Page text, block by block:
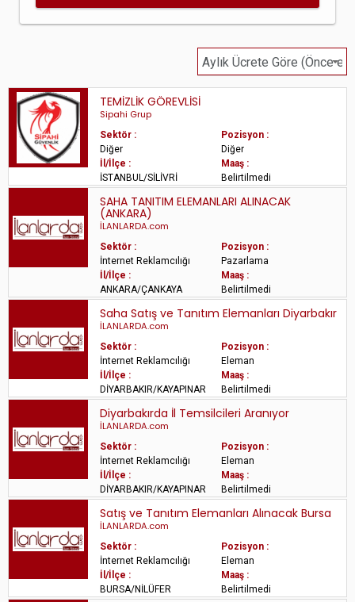
TEMİZLİK GÖREVLİSİ
Sipahi Grup
Sektör :
Diğer
Pozisyon :
Diğer
İl/İlçe :
İSTANBUL/SİLİVRİ
Maaş :
Belirtilmedi
SAHA TANITIM ELEMANLARI ALINACAK
(ANKARA)
İLANLARDA.com
Sektör :
İnternet Reklamcılığı
Pozisyon :
Pazarlama
İl/İlçe :
ANKARA/ÇANKAYA
Maaş :
Belirtilmedi
Saha Satış ve Tanıtım Elemanları Diyarbakır
İLANLARDA.com
Sektör :
İnternet Reklamcılığı
Pozisyon :
Eleman
İl/İlçe :
DİYARBAKIR/KAYAPINAR
Maaş :
Belirtilmedi
Diyarbakırda İl Temsilcileri Aranıyor
İLANLARDA.com
Sektör :
İnternet Reklamcılığı
Pozisyon :
Eleman
İl/İlçe :
DİYARBAKIR/KAYAPINAR
Maaş :
Belirtilmedi
Satış ve Tanıtım Elemanları Alınacak Bursa
İLANLARDA.com
Sektör :
İnternet Reklamcılığı
Pozisyon :
Eleman
İl/İlçe :
BURSA/NİLÜFER
Maaş :
Belirtilmedi